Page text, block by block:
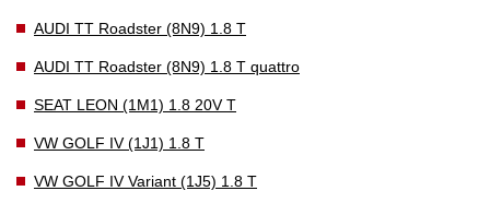
AUDI TT Roadster (8N9) 1.8 T
AUDI TT Roadster (8N9) 1.8 T quattro
SEAT LEON (1M1) 1.8 20V T
VW GOLF IV (1J1) 1.8 T
VW GOLF IV Variant (1J5) 1.8 T